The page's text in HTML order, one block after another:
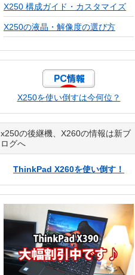
X250 構成ガイド・カスタマイズ
X250の液晶・解像度の選び方
X250を使い倒すは今何位？
x250の後継機、X260の情報は新ブ
ログへ
ThinkPad X260を使い倒す！